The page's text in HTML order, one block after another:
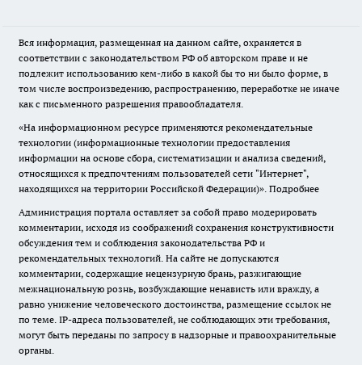
Вся информация, размещенная на данном сайте, охраняется в
соответствии с законодательством РФ об авторском праве и не
подлежит использованию кем-либо в какой бы то ни было форме, в
том числе воспроизведению, распространению, переработке не иначе
как с письменного разрешения правообладателя.
«На информационном ресурсе применяются рекомендательные
технологии (информационные технологии предоставления
информации на основе сбора, систематизации и анализа сведений,
относящихся к предпочтениям пользователей сети "Интернет",
находящихся на территории Российской Федерации)». Подробнее
Администрация портала оставляет за собой право модерировать
комментарии, исходя из соображений сохранения конструктивности
обсуждения тем и соблюдения законодательства РФ и
рекомендательных технологий. На сайте не допускаются
комментарии, содержащие нецензурную брань, разжигающие
межнациональную рознь, возбуждающие ненависть или вражду, а
равно унижение человеческого достоинства, размещение ссылок не
по теме. IP-адреса пользователей, не соблюдающих эти требования,
могут быть переданы по запросу в надзорные и правоохранительные
органы.